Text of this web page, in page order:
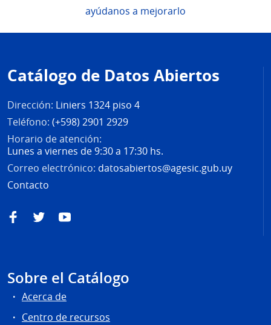
ayúdanos a mejorarlo
de
página
Catálogo de Datos Abiertos
Dirección: Liniers 1324 piso 4
Teléfono: (+598) 2901 2929
Horario de atención:
Lunes a viernes de 9:30 a 17:30 hs.
Correo electrónico: datosabiertos@agesic.gub.uy
Contacto
FacebookTwitterYouTube
Sobre el Catálogo
Acerca de
Centro de recursos